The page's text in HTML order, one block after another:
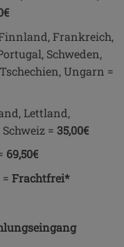
Frankreich,
Schweden,
Ungarn =
Lettland,
= 35,00€
69,50€
Frachtfrei*